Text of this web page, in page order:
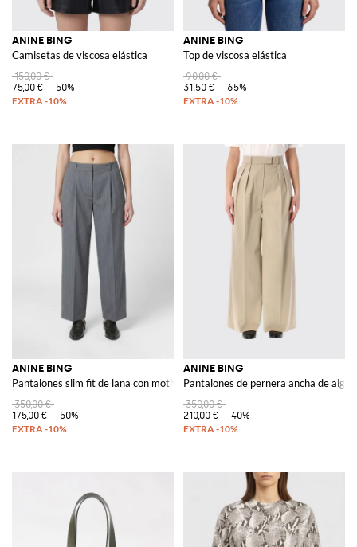
ANINE BING
Camisetas de viscosa elástica
150,00 €
75,00 €
-50%
ANINE BING
Top de viscosa elástica
90,00 €
31,50 €
-65%
ANINE BING
Pantalones slim fit de lana con motivo de raya diplomática
350,00 €
175,00 €
-50%
ANINE BING
Pantalones de pernera ancha de
350,00 €
210,00 €
-40%